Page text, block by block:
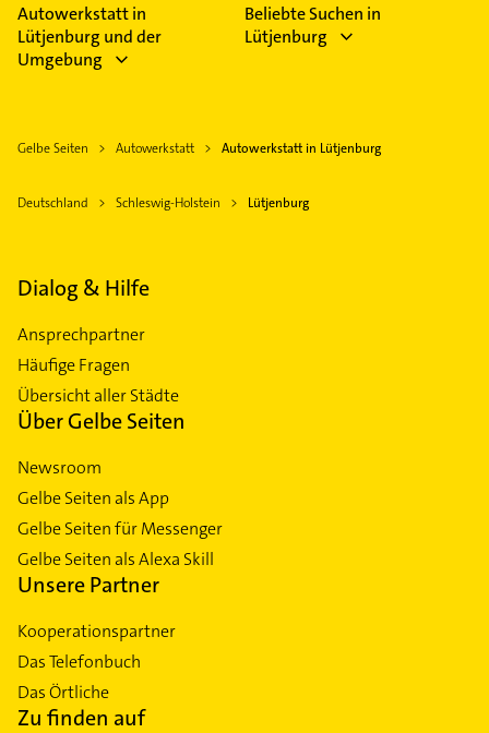
Autowerkstatt in
Lütjenburg und der
Umgebung
Beliebte Suchen in
Lütjenburg
Gelbe Seiten Autowerkstatt Autowerkstatt in Lütjenburg
Deutschland Schleswig-Holstein Lütjenburg
Dialog & Hilfe
Ansprechpartner
Häufige Fragen
Übersicht aller Städte
Über Gelbe Seiten
Newsroom
Gelbe Seiten als App
Gelbe Seiten für Messenger
Gelbe Seiten als Alexa Skill
Unsere Partner
Kooperationspartner
Das Telefonbuch
Das Örtliche
Zu finden auf